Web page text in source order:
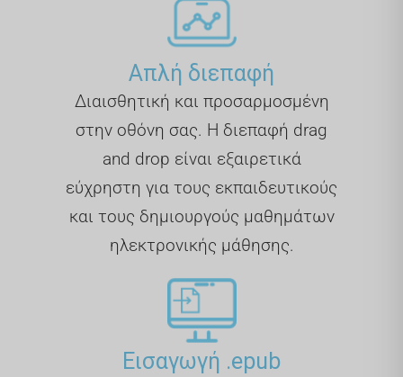
Απλή διεπαφή
Διαισθητική και προσαρμοσμένη
στην οθόνη σας. Η διεπαφή drag
and drop είναι εξαιρετικά
εύχρηστη για τους εκπαιδευτικούς
και τους δημιουργούς μαθημάτων
ηλεκτρονικής μάθησης.
Εισαγωγή .epub